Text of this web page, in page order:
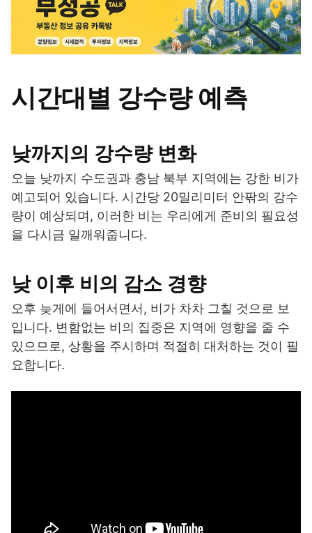
시간대별 강수량 예측
낮까지의 강수량 변화
오늘 낮까지 수도권과 충남 북부 지역에는 강한 비가
예고되어 있습니다. 시간당 20밀리미터 안팎의 강수
량이 예상되며, 이러한 비는 우리에게 준비의 필요성
을 다시금 일깨워줍니다.
낮 이후 비의 감소 경향
오후 늦게에 들어서면서, 비가 차차 그칠 것으로 보
입니다. 변함없는 비의 집중은 지역에 영향을 줄 수
있으므로, 상황을 주시하며 적절히 대처하는 것이 필
요합니다.